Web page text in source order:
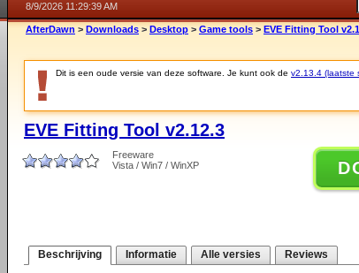
8/9/2026 11:29:39 AM
AfterDawn > Downloads > Desktop > Game tools > EVE Fitting Tool
Dit is een oude versie van deze software. Je kunt ook de v2.13.4 (laatste
EVE Fitting Tool v2.12.3
Freeware
Vista / Win7 / WinXP
Beschrijving Informatie Alle versies Reviews